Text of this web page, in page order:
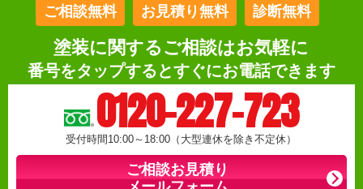
ご相談無料 お見積り無料 診断無料
塗装に関するご相談はお気軽に
番号をタップするとすぐにお電話できます
0120-227-723
受付時間10:00～18:00（大型連休を除き不定休）
ご相談お見積り